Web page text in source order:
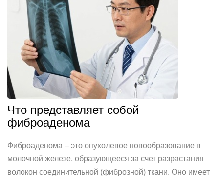
Что представляет собой
фиброаденома
Фиброаденома – это опухолевое новообразование в
молочной железе, образующееся за счет разрастания
волокон соединительной (фиброзной) ткани. Оно имеет